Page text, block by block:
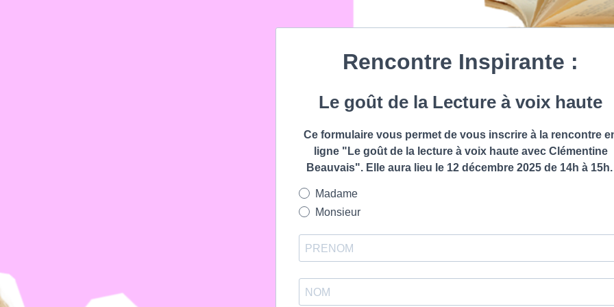
Rencontre Inspirante :
Le goût de la Lecture à voix haute
Ce formulaire vous permet de vous inscrire à la rencontre
ligne "Le goût de la lecture à voix haute avec Clémentine
Beauvais". Elle aura lieu le 12 décembre 2025 de 14h à
Madame
Monsieur